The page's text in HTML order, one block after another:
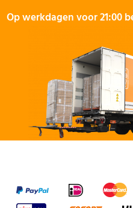
Op werkdagen voor 21:00